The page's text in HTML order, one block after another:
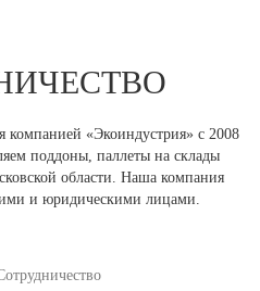
компанией «Экоиндустрия» с 2008
поддоны, паллеты на склады
области. Наша компания
и юридическими лицами.